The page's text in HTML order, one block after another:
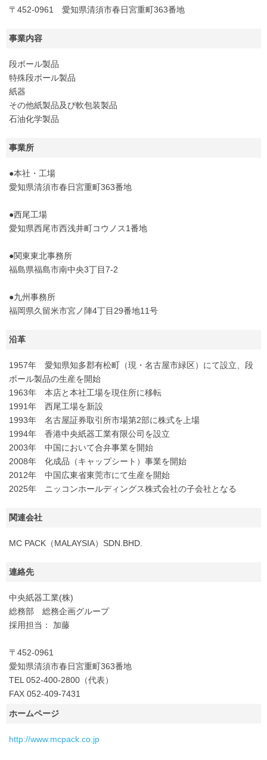
〒452-0961 愛知県清須市春日宮重町363番地
事業内容
段ボール製品
特殊段ボール製品
紙器
その他紙製品及び軟包装製品
石油化学製品
事業所
●本社・工場
愛知県清須市春日宮重町363番地
●西尾工場
愛知県西尾市西浅井町コウノス1番地
●関東東北事務所
福島県福島市南中央3丁目7-2
●九州事務所
福岡県久留米市宮ノ陣4丁目29番地11号
沿革
1957年 愛知県知多郡有松町（現・名古屋市緑区）にて設立、段
ボール製品の生産を開始
1963年 本店と本社工場を現住所に移転
1991年 西尾工場を新設
1993年 名古屋証券取引所市場第2部に株式を上場
1994年 香港中央紙器工業有限公司を設立
2003年 中国において合弁事業を開始
2008年 化成品（キャップシート）事業を開始
2012年 中国広東省東莞市にて生産を開始
2025年 ニッコンホールディングス株式会社の子会社となる
関連会社
MC PACK（MALAYSIA）SDN.BHD.
連絡先
中央紙器工業(株)
総務部 総務企画グループ
採用担当： 加藤
〒452-0961
愛知県清須市春日宮重町363番地
TEL 052-400-2800（代表）
FAX 052-409-7431
ホームページ
http://www.mcpack.co.jp